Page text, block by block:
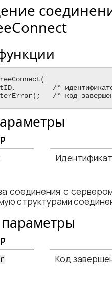
/* код
соединения с
структурами
Код